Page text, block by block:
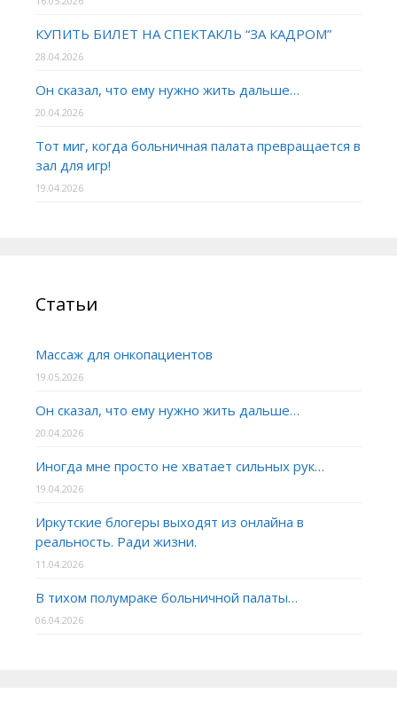
КУПИТЬ БИЛЕТ НА СПЕКТАКЛЬ “ЗА КАДРОМ”
28.04.2026
Он сказал, что ему нужно жить дальше…
20.04.2026
Тот миг, когда больничная палата превращается в
зал для игр!
19.04.2026
Статьи
Массаж для онкопациентов
19.05.2026
Он сказал, что ему нужно жить дальше…
20.04.2026
Иногда мне просто не хватает сильных рук…
19.04.2026
Иркутские блогеры выходят из онлайна в
реальность. Ради жизни.
11.04.2026
В тихом полумраке больничной палаты…
06.04.2026